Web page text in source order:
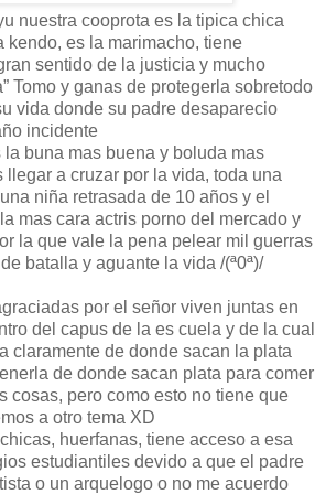
nuestra cooprota es la tipica chica
kendo, es la marimacho, tiene
sentido de la justicia y mucho
Tomo y ganas de protegerla sobretodo
vida donde su padre desaparecio
incidente
la buna mas buena y boluda mas
llegar a cruzar por la vida, toda una
niña retrasada de 10 años y el
mas cara actris porno del mercado y
la que vale la pena pelear mil guerras
batalla y aguante la vida /(ª0ª)/
por el señor viven juntas en
del capus de la es cuela y de la cual
claramente de donde sacan la plata
de donde sacan plata para comer
cosas, pero como esto no tiene que
a otro tema XD
huerfanas, tiene acceso a esa
estudiantiles devido a que el padre
o un arquelogo o no me acuerdo